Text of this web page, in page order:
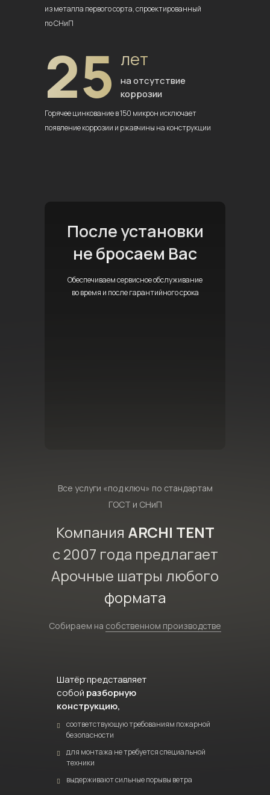
из металла первого сорта,спроектированный
по СНиП
25 лет
на отсутствие
коррозии
Горячее цинкование в 150 микрон исключает
появление коррозии и ржавчины на конструкции
После установки
не бросаем Вас
Обеспечиваем сервисное обслуживание
во время и после гарантийного срока
Все услуги «под ключ» по стандартам
ГОСТ и СНиП
Компания ARCHI TENT
с 2007 года предлагает
Арочные шатры любого
формата
Собираем на собственном производстве
Шатёр представляет
собой разборную
конструкцию,
соответствующую требованиям пожарной
безопасности
для монтажа не требуется специальной
техники
выдерживают сильные порывы ветра